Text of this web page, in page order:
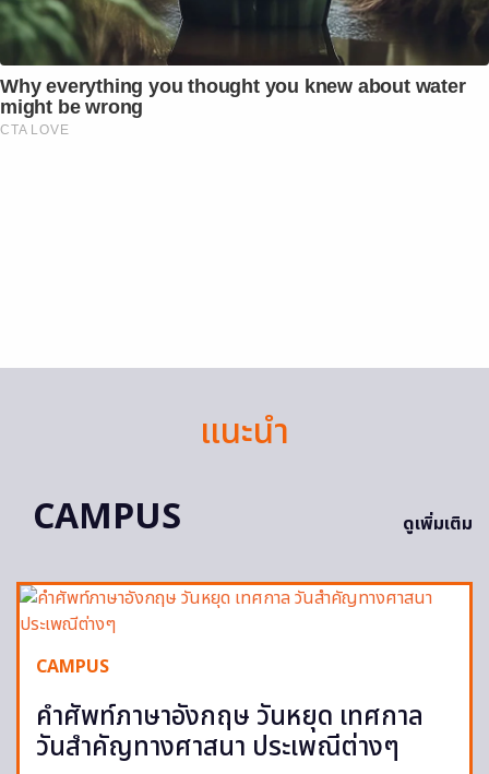
Why everything you thought you knew about water
might be wrong
CTA LOVE
แนะนำ
CAMPUS
ดูเพิ่มเติม
CAMPUS
คำศัพท์ภาษาอังกฤษ วันหยุด เทศกาล
วันสำคัญทางศาสนา ประเพณีต่างๆ